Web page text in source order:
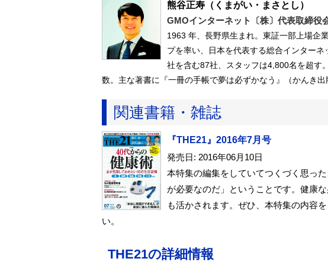
熊谷正寿 （くまがい・まさとし）
GMOインターネット〔株〕代表取締役
1963 年、長野県生まれ。東証一部上場企
プを率い、日本を代表する総合インター
社を含む87社、スタッフは4,800名を超す
数。主な著書に『一冊の手帳で夢は必ずかなう』（かんき出
関連書籍・雑誌
『THE21』2016年7月号
発売日: 2016年06月10日
本特集の編集をしていてつくづく思っ
が必要なのだ」ということです。健康
も活かされます。ぜひ、本特集の内容
い。
THE21の詳細情報